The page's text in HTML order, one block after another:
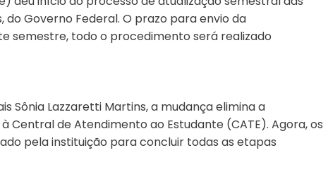
Governo Federal. O prazo para envio da
semestre, todo o procedimento será realizado
Sônia Lazzaretti Martins, a mudança elimina a
de Atendimento ao Estudante (CATE). Agora, os
pela instituição para concluir todas as etapas